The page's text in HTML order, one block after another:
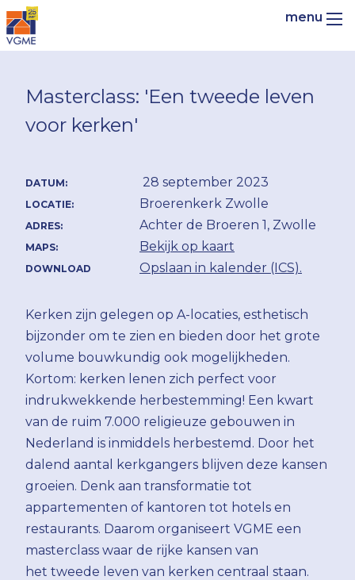
Masterclass: 'Een tweede leven
voor kerken'
DATUM: 28 september 2023
LOCATIE: Broerenkerk Zwolle
ADRES: Achter de Broeren 1, Zwolle
MAPS: Bekijk op kaart
DOWNLOAD Opslaan in kalender (ICS).
Kerken zijn gelegen op A-locaties, esthetisch
bijzonder om te zien en bieden door het grote
volume bouwkundig ook mogelijkheden.
Kortom: kerken lenen zich perfect voor
indrukwekkende herbestemming! Een kwart
van de ruim 7.000 religieuze gebouwen in
Nederland is inmiddels herbestemd. Door het
dalend aantal kerkgangers blijven deze kansen
groeien. Denk aan transformatie tot
appartementen of kantoren tot hotels en
restaurants. Daarom organiseert VGME een
masterclass waar de rijke kansen van
het tweede leven van kerken centraal staan.